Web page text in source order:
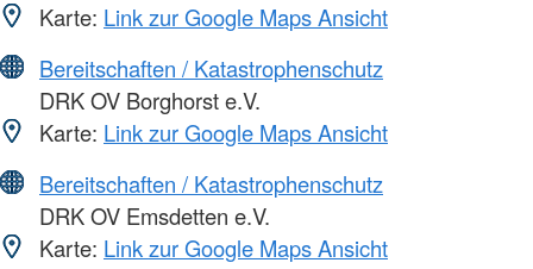
Karte: Link zur Google Maps Ansicht
Bereitschaften / Katastrophenschutz
DRK OV Borghorst e.V.
Karte: Link zur Google Maps Ansicht
Bereitschaften / Katastrophenschutz
DRK OV Emsdetten e.V.
Karte: Link zur Google Maps Ansicht